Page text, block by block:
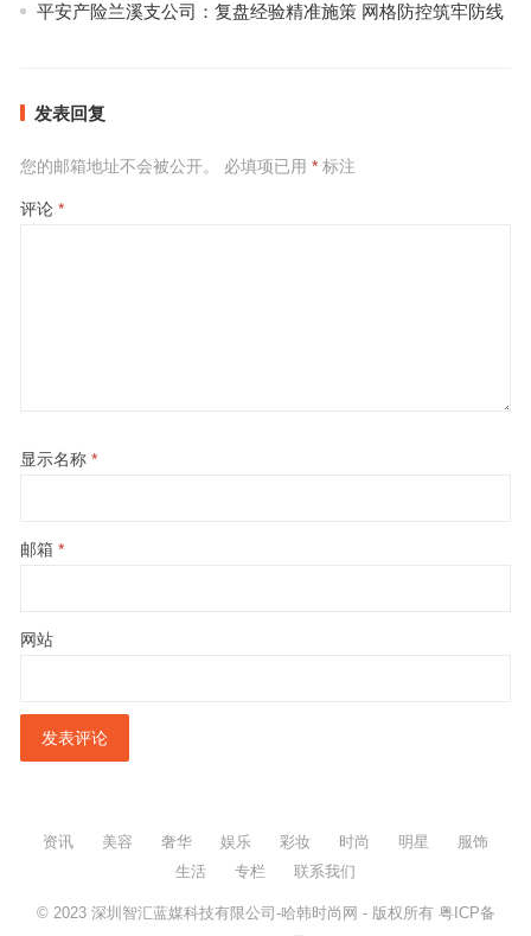
平安产险兰溪支公司：复盘经验精准施策 网格防控筑牢防线
发表回复
您的邮箱地址不会被公开。 必填项已用 *标注
评论 *
显示名称 *
邮箱 *
网站
资讯 美容 奢华 娱乐 彩妆 时尚 明星
服饰
生活
专栏 联系我们
© 2023 深圳智汇蓝媒科技有限公司-哈韩时尚网 - 版权所有 粤ICP备